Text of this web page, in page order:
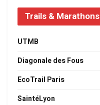
Trails & Marathons
UTMB
Diagonale des Fous
EcoTrail Paris
SaintéLyon